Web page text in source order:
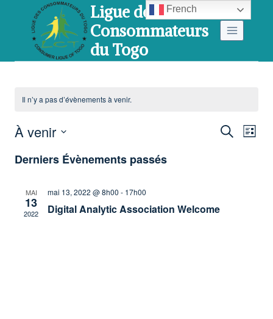
contenu
Ligue des
Consommateurs
du Togo
Il n’y a pas d’évènements à venir.
et
Recherche
Liste
À venir
Sélectionnez
date.
Derniers Évènements passés
MAI
13
2022
mai 13, 2022 @ 8h00 - 17h00
Digital Analytic Association Welcome
French